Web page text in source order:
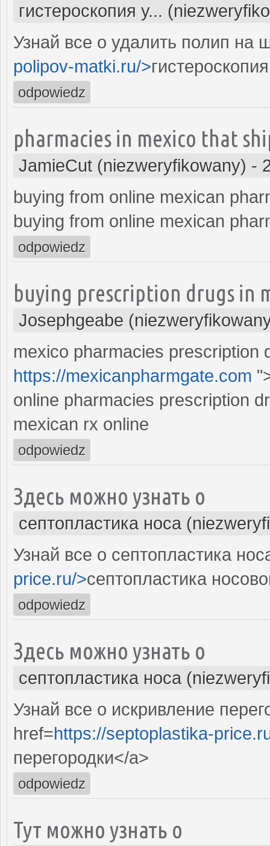
гистероскопия у...
Узнай все о удалить полип на
polipov-matki.ru/>
odpowiedz
pharmacies in mexico that
JamieCut (niezweryfikowany) -
buying from online mexican
buying from online mexican
odpowiedz
buying prescription drugs in
Josephgeabe
mexico pharmacies prescription
https://mexicanpharmgate.com
online pharmacies prescription
mexican rx online
odpowiedz
Здесь можно узнать о
септопластика носа
Узнай все о септопластика
price.ru/>септопластика
odpowiedz
Здесь можно узнать о
септопластика носа
Узнай все о искривление
href=https://septoplastika-
перегородки</a>
odpowiedz
Тут можно узнать о